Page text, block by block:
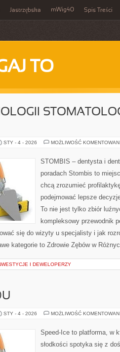
Jastrzębska mWig40 Spis Treści
TO
STY - 4 - 2026 MOŻLIWOŚĆ
STOMBIS – dentysta i
poradach Stombis to
chcą zrozumieć
podejmować lepsze
To nie jest tylko zbiór
kompleksowy przewodnik
się do wizyty u specjalisty i jak
kategorie to Zdrowie Zębów w
I DEWELOPERZY
STY - 4 - 2026 MOŻLIWOŚĆ
Speed-Ice to platforma, w
słodkości spotyka się z